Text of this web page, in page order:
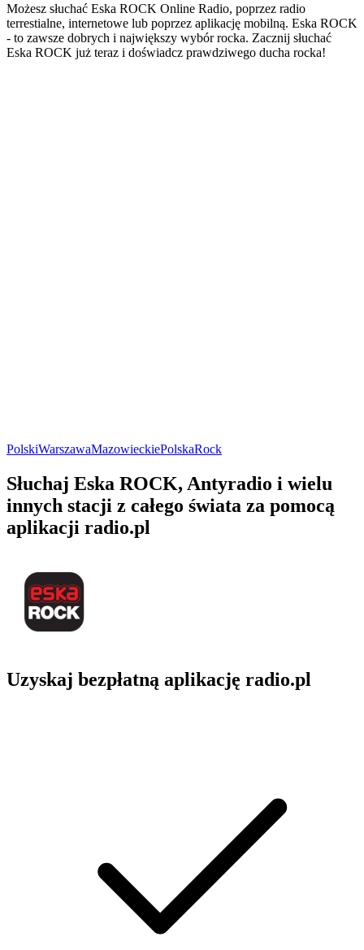
Możesz słuchać Eska ROCK Online Radio, poprzez radio
terrestialne, internetowe lub poprzez aplikację mobilną. Eska ROCK
- to zawsze dobrych i największy wybór rocka. Zacznij słuchać
Eska ROCK już teraz i doświadcz prawdziwego ducha rocka!
PolskiWarszawaMazowieckiePolskaRock
Słuchaj Eska ROCK, Antyradio i wielu
innych stacji z całego świata za pomocą
aplikacji radio.pl
Uzyskaj bezpłatną aplikację radio.pl